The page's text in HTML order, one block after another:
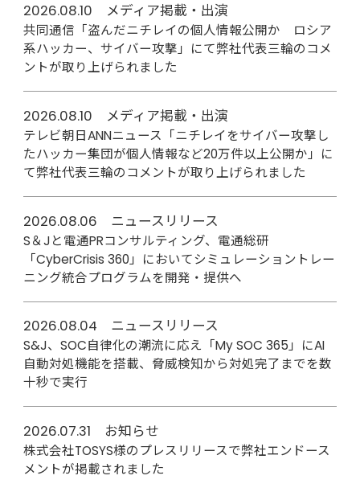
2026.08.10 メディア掲載・出演
共同通信「盗んだニチレイの個人情報公開か ロシア
系ハッカー、サイバー攻撃」にて弊社代表三輪のコメ
ントが取り上げられました
2026.08.10 メディア掲載・出演
テレビ朝日ANNニュース「ニチレイをサイバー攻撃し
たハッカー集団が個人情報など20万件以上公開か」に
て弊社代表三輪のコメントが取り上げられました
2026.08.06 ニュースリリース
S＆Jと電通PRコンサルティング、電通総研
「CyberCrisis 360」においてシミュレーショントレー
ニング統合プログラムを開発・提供へ
2026.08.04 ニュースリリース
S&J、SOC自律化の潮流に応え「My SOC 365」にAI
自動対処機能を搭載、脅威検知から対処完了までを数
十秒で実行
2026.07.31 お知らせ
株式会社TOSYS様のプレスリリースで弊社エンドース
メントが掲載されました